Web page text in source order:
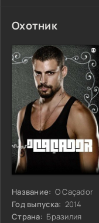
двумя свадьбами...
Охотник
Название: O Caçador
Год выпуска: 2014
Страна: Бразилия